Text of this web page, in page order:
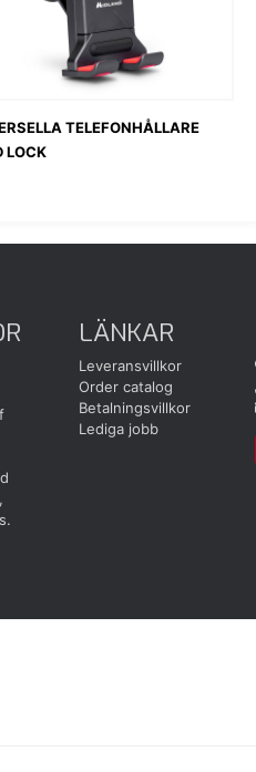
TELEFONHÅLLARE
LOCK
LÄNKAR
Leveransvillkor
Order catalog
Betalningsvillkor
Lediga jobb